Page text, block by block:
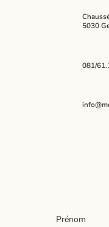
Prénom
5030
081/